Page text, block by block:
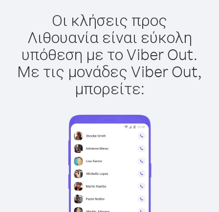
Οι κλήσεις προς
Λιθουανία είναι εύκολη
υπόθεση με το Viber Out.
Με τις μονάδες Viber Out,
μπορείτε: